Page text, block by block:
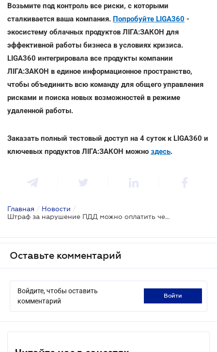
Возьмите под контроль все риски, с которыми
сталкивается ваша компания. Попробуйте LIGA360 -
экосистему облачных продуктов ЛІГА:ЗАКОН для
эффективной работы бизнеса в условиях кризиса.
LIGA360 интегрировала все продукты компании
ЛІГА:ЗАКОН в единое информационное пространство,
чтобы объединить всю команду для общего управления
рисками и поиска новых возможностей в режиме
удаленной работы.
Заказать полный тестовый доступ на 4 суток к LIGA360 и
ключевых продуктов ЛІГА:ЗАКОН можно здесь.
Главная / Новости /
Штраф за нарушение ПДД можно оплатить через мобильное приложение
Оставьте комментарий
Войдите, чтобы оставить
комментарий
войти